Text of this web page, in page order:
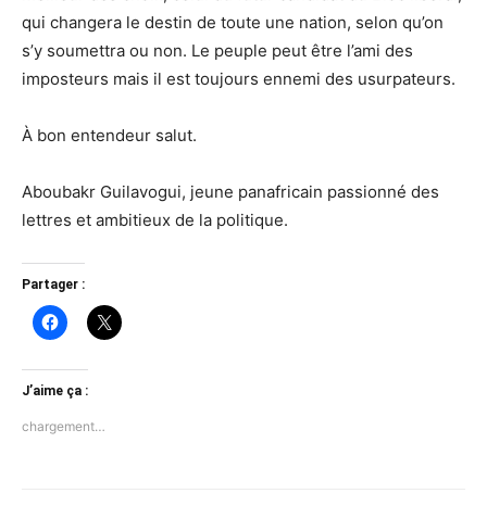
qui changera le destin de toute une nation, selon qu’on
s’y soumettra ou non. Le peuple peut être l’ami des
imposteurs mais il est toujours ennemi des usurpateurs.
À bon entendeur salut.
Aboubakr Guilavogui, jeune panafricain passionné des
lettres et ambitieux de la politique.
Partager :
J’aime ça :
chargement…